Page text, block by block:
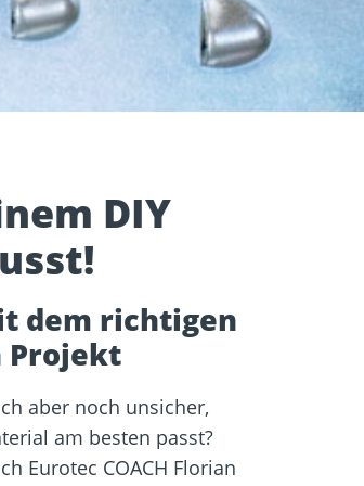
DIY
dem richtigen
Projekt
aber noch unsicher,
am besten passt?
Eurotec COACH Florian